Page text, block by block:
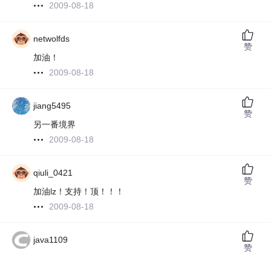
2009-08-18
netwolfds
加油！
2009-08-18
赞
jiang5495
另一番境界
2009-08-18
赞
qiuli_0421
加油lz！支持！顶！！！
2009-08-18
赞
java1109
赞